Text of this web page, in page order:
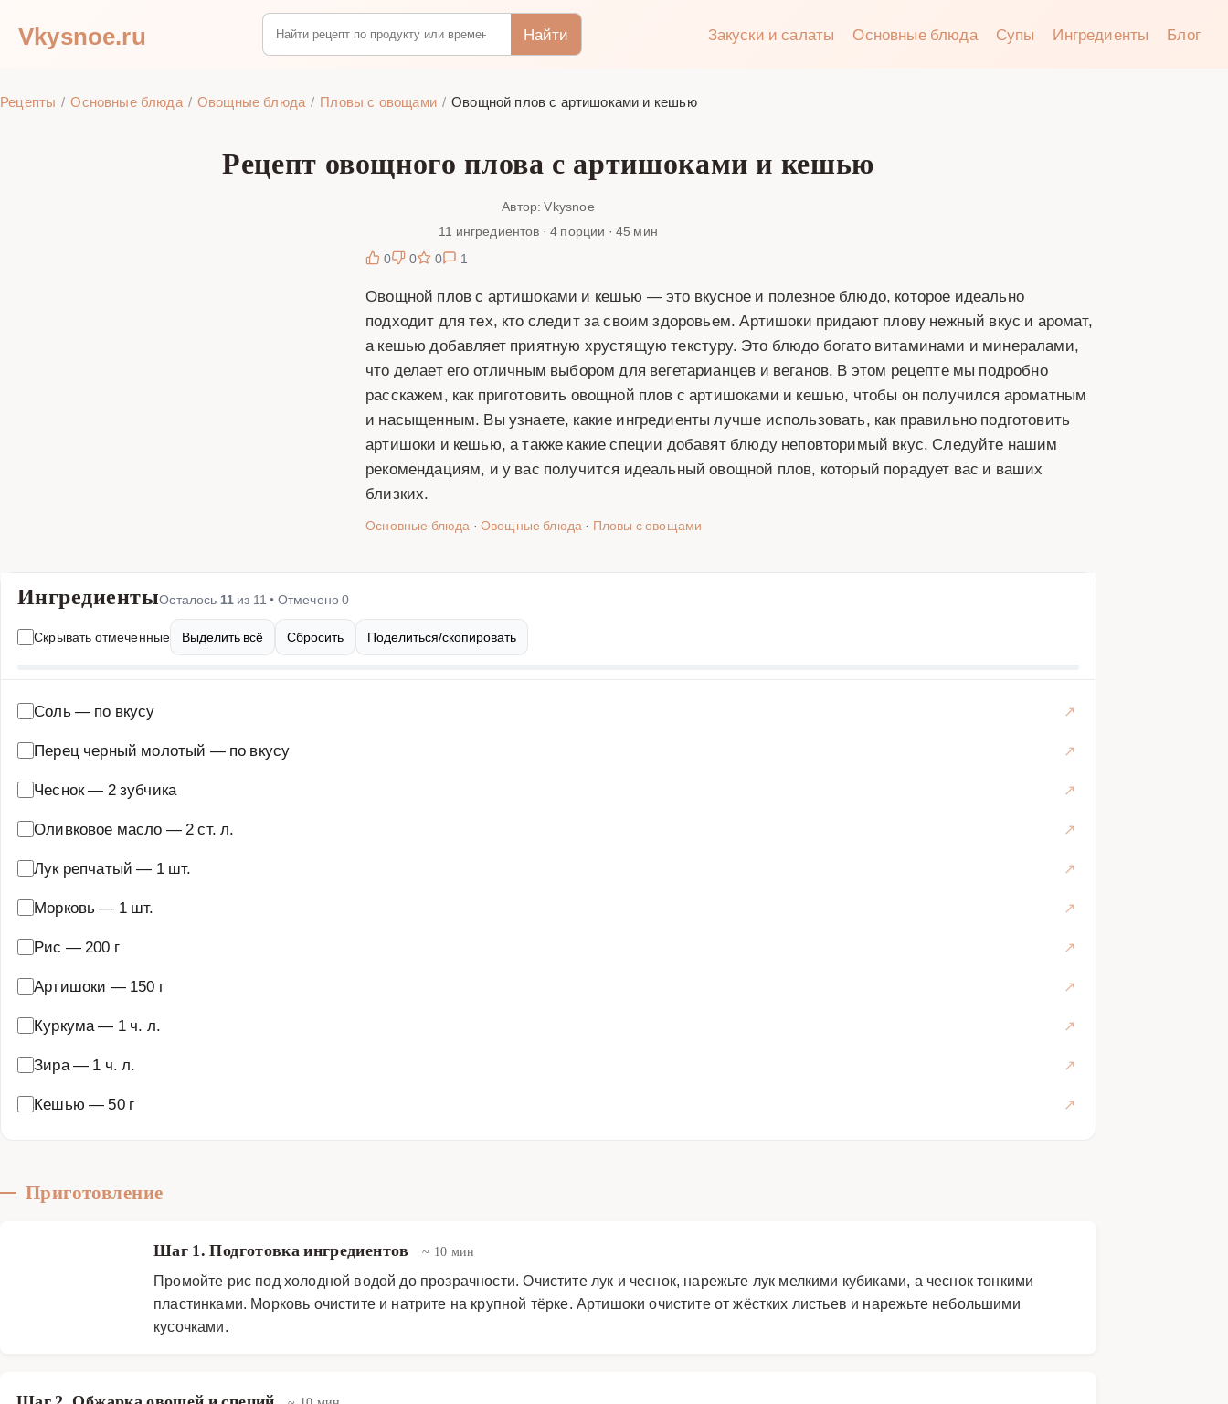
Vkysnoe.ru Найти Закуски и салаты Основные блюда Супы Ингредиенты Блог
Рецепты Основные блюда Овощные блюда Пловы с овощами Овощной плов с артишоками и кешью
Рецепт овощного плова с артишоками и кешью
Автор: Vkysnoe
11 ингредиентов · 4 порции · 45 мин
0
0 0 1
Овощной плов с артишоками и кешью — это вкусное и полезное блюдо, которое идеально
подходит для тех, кто следит за своим здоровьем. Артишоки придают плову нежный вкус и аромат,
а кешью добавляет приятную хрустящую текстуру. Это блюдо богато витаминами и минералами,
что делает его отличным выбором для вегетарианцев и веганов. В этом рецепте мы подробно
расскажем, как приготовить овощной плов с артишоками и кешью, чтобы он получился ароматным
и насыщенным. Вы узнаете, какие ингредиенты лучше использовать, как правильно подготовить
артишоки и кешью, а также какие специи добавят блюду неповторимый вкус. Следуйте нашим
рекомендациям, и у вас получится идеальный овощной плов, который порадует вас и ваших
близких.
Основные блюда · Овощные блюда · Пловы с овощами
ИнгредиентыОсталось 11 из 11 • Отмечено0
Скрывать отмеченные Выделить всё Сбросить Поделиться/скопировать
Соль — по вкусу
Перец черный молотый — по вкусу
Чеснок— 2 зубчика
Оливковое масло — 2 ст. л.
Лук репчатый — 1 шт.
Морковь — 1 шт.
Рис — 200 г
Артишоки — 150 г
Куркума— 1 ч. л.
Зира— 1 ч. л.
Кешью — 50 г
Приготовление
Шаг 1. Подготовка ингредиентов ~ 10 мин
Промойте рис под холодной водой до прозрачности. Очистите лук и чеснок, нарежьте лук мелкими кубиками, а чеснок тонкими
пластинками. Морковь очистите и натрите на крупной тёрке. Артишоки очистите от жёстких листьев и нарежьте небольшими
кусочками.